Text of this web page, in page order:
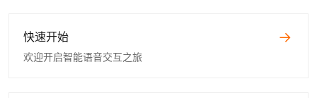
快速开始
欢迎开启智能语音交互之旅